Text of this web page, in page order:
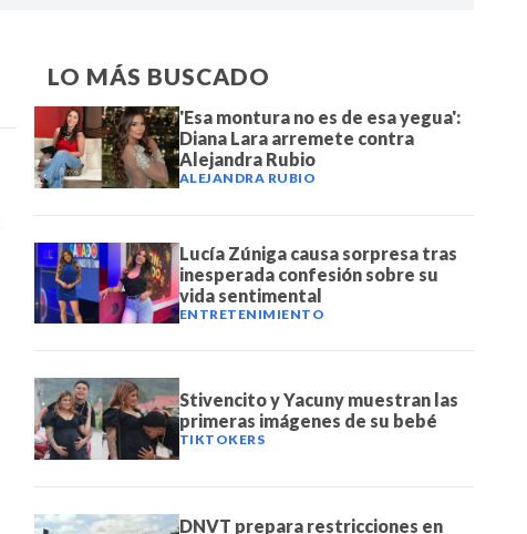
LO MÁS BUSCADO
'Esa montura no es de esa yegua':
Diana Lara arremete contra
Alejandra Rubio
ALEJANDRA RUBIO
Lucía Zúniga causa sorpresa tras
inesperada confesión sobre su
vida sentimental
ENTRETENIMIENTO
Stivencito y Yacuny muestran las
primeras imágenes de su bebé
TIKTOKERS
DNVT prepara restricciones en